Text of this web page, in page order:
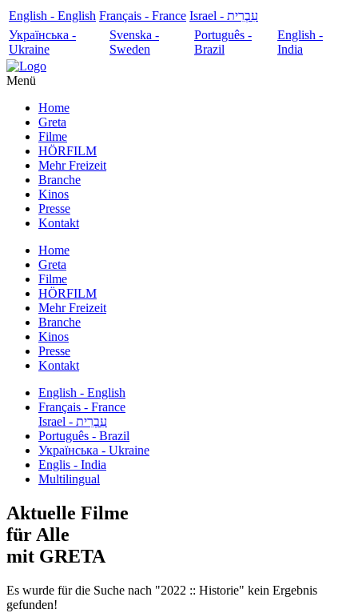
English - English Français - France
עִבְרִית - Israel
Українська -
Ukraine
Svenska -
Sweden
Português -
Brazil
English -
India
Menü
Home
Greta
Filme
HÖRFILM
Mehr Freizeit
Branche
Kinos
Presse
Kontakt
Home
Greta
Filme
HÖRFILM
Mehr Freizeit
Branche
Kinos
Presse
Kontakt
English - English
Français - France
עִבְרִית - Israel
Português - Brazil
Українська - Ukraine
Englis - India
Multilingual
Aktuelle Filme
für Alle
mit GRETA
Es wurde für die Suche nach "2022 :: Historie" kein Ergebnis
gefunden!